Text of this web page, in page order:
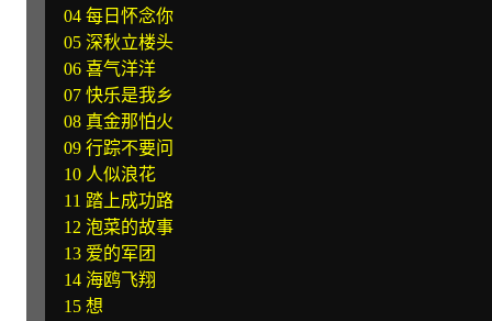
04 每日怀念你
05 深秋立楼头
06 喜气洋洋
07 快乐是我乡
08 真金那怕火
09 行踪不要问
10 人似浪花
11 踏上成功路
12 泡菜的故事
13 爱的军团
14 海鸥飞翔
15 想